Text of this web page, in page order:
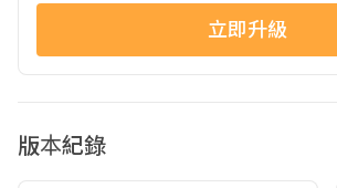
立即升級
版本紀錄